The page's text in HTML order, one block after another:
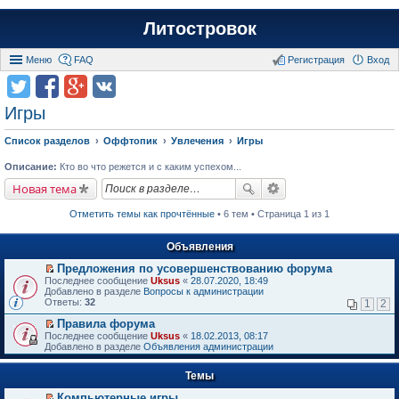
Литостровок
Меню FAQ Вход
Регистрация
Игры
Список разделов Оффтопик Увлечения Игры
Описание: Кто во что режется и с каким успехом...
Новая тема
Отметить темы как прочтённые • 6 тем • Страница 1 из 1
Объявления
П
е
р
й
т
и
к
п
в
Предложения по усовершенствованию форума
Последнее сообщение Uksus « 28.07.2020, 18:49
Добавлено в разделе Вопросы к администрации
Ответы: 32 1 2
П
е
р
е
т
и
Правила форума
Последнее сообщение Uksus « 18.02.2013, 08:17
Добавлено в разделе Объявления администрации
Темы